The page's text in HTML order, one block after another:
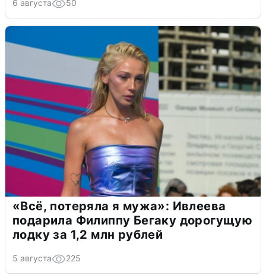
6 августа 50
«Всё, потеряла я мужа»: Ивлеева
подарила Филиппу Бегаку дорогущую
лодку за 1,2 млн рублей
5 августа 225